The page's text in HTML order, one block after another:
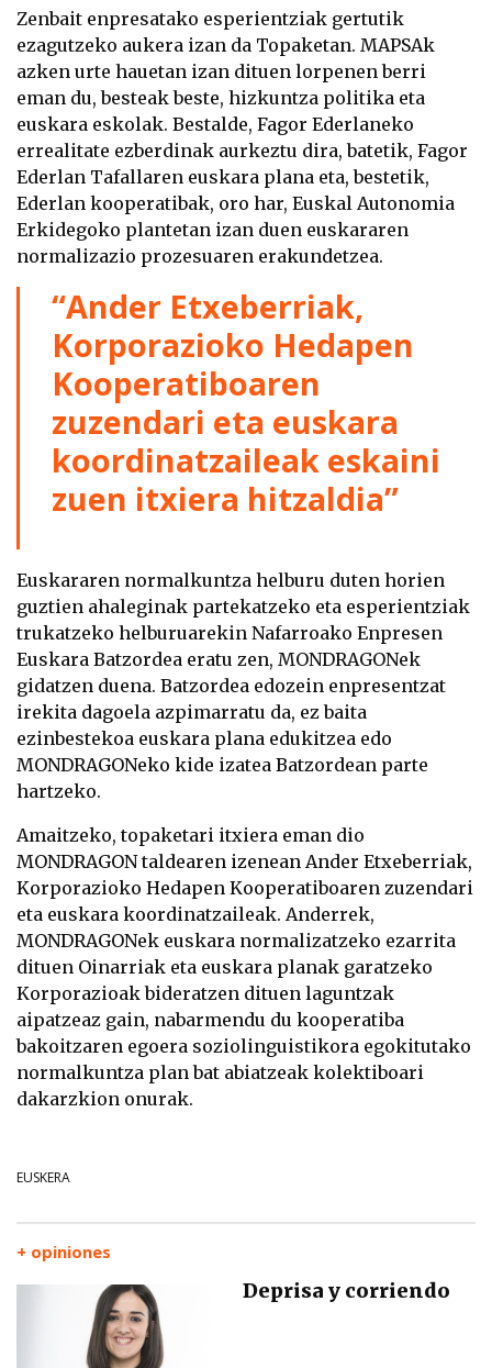
Zenbait enpresatako esperientziak gertutik
ezagutzeko aukera izan da Topaketan. MAPSAk
azken urte hauetan izan dituen lorpenen berri
eman du, besteak beste, hizkuntza politika eta
euskara eskolak. Bestalde, Fagor Ederlaneko
errealitate ezberdinak aurkeztu dira, batetik, Fagor
Ederlan Tafallaren euskara plana eta, bestetik,
Ederlan kooperatibak, oro har, Euskal Autonomia
Erkidegoko plantetan izan duen euskararen
normalizazio prozesuaren erakundetzea.
“Ander Etxeberriak,
Korporazioko Hedapen
Kooperatiboaren
zuzendari eta euskara
koordinatzaileak eskaini
zuen itxiera hitzaldia”
Euskararen normalkuntza helburu duten horien
guztien ahaleginak partekatzeko eta esperientziak
trukatzeko helburuarekin Nafarroako Enpresen
Euskara Batzordea eratu zen, MONDRAGONek
gidatzen duena. Batzordea edozein enpresentzat
irekita dagoela azpimarratu da, ez baita
ezinbestekoa euskara plana edukitzea edo
MONDRAGONeko kide izatea Batzordean parte
hartzeko.
Amaitzeko, topaketari itxiera eman dio
MONDRAGON taldearen izenean Ander Etxeberriak,
Korporazioko Hedapen Kooperatiboaren zuzendari
eta euskara koordinatzaileak. Anderrek,
MONDRAGONek euskara normalizatzeko ezarrita
dituen Oinarriak eta euskara planak garatzeko
Korporazioak bideratzen dituen laguntzak
aipatzeaz gain, nabarmendu du kooperatiba
bakoitzaren egoera soziolinguistikora egokitutako
normalkuntza plan bat abiatzeak kolektiboari
dakarzkion onurak.
EUSKERA
+ opiniones
Deprisa y corriendo